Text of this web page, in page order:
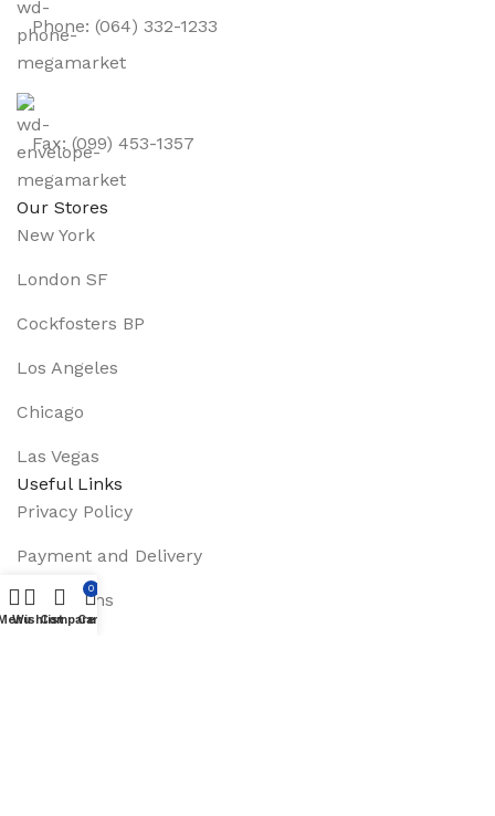
Phone: (064) 332-1233
Fax: (099) 453-1357
Our Stores
New York
London SF
Cockfosters BP
Los Angeles
Chicago
Las Vegas
Useful Links
Privacy Policy
Payment and Delivery
Promotions
WishlistCompare
0
Cart